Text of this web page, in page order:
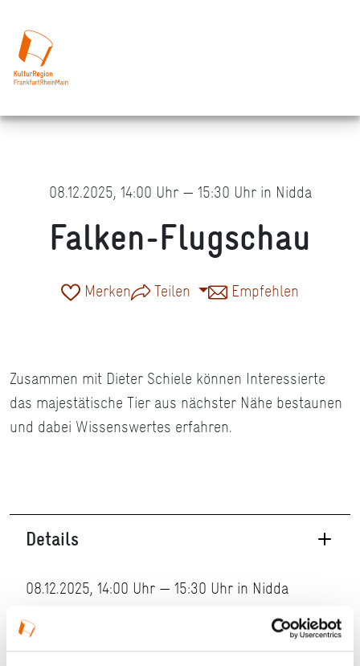
08.12.2025, 14:00 Uhr — 15:30 Uhr in Nidda
Falken-Flugschau
Merken Teilen Empfehlen
Zusammen mit Dieter Schiele können Interessierte
das majestätische Tier aus nächster Nähe bestaunen
und dabei Wissenswertes erfahren.
Details
08.12.2025, 14:00 Uhr — 15:30 Uhr in Nidda
Veranstaltungstyp: